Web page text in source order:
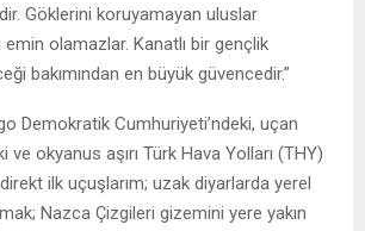
Göklerini koruyamayan uluslar
emin olamazlar. Kanatlı bir gençlik
bakımından en büyük güvencedir.”
Demokratik Cumhuriyeti’ndeki, uçan
ve okyanus aşırı Türk Hava Yolları (THY)
ilk uçuşlarım; uzak diyarlarda yerel
Nazca Çizgileri gizemini yere yakın